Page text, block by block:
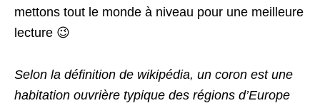
mettons tout le monde à niveau pour une meilleure
lecture 😉
Selon la définition de wikipédia, un coron est une
habitation ouvrière typique des régions d’Europe